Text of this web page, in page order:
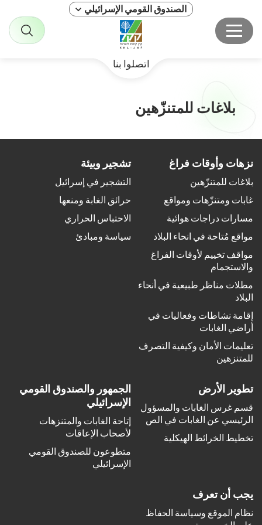
الصندوق القومي الإسرائيلي
اتصلوا بنا
بلاغات للمتنزّهين
نزهات وأوقات فراغ
بلاغات للمتنزّهين
غابات ومتنزّهات ومواقع
مسارات دراجات هوائية
مواقع مُتاحة في انحاء البلاد
مواقف تخييم لأوقات الفراغ
والاستجمام
مطلات مناظر طبيعية في أنحاء
البلاد
إقامة نشاطات وفعاليات في
أراضي الغابات
تعليمات الأمان وكيفية التصرف
للمتنزهين
تشجير وبيئة
التشجير في إسرائيل
حرائق الغابة ومنعها
الاحتباس الحراري
سياسة ومبادئ
تطوير الأرض
قسم غرس الغابات والمسؤول
الرئيسي عن الغابات في الص
تخطيط الخرائط الهيكلية
الجمهور والصندوق القومي
الإسرائيلي
إتاحة الغابات والمتنزهات
لأصحاب الإعاقات
متطوعون للصندوق القومي
الإسرائيلي
يجب أن تعرف
نظام الموقع وسياسة الحفاظ